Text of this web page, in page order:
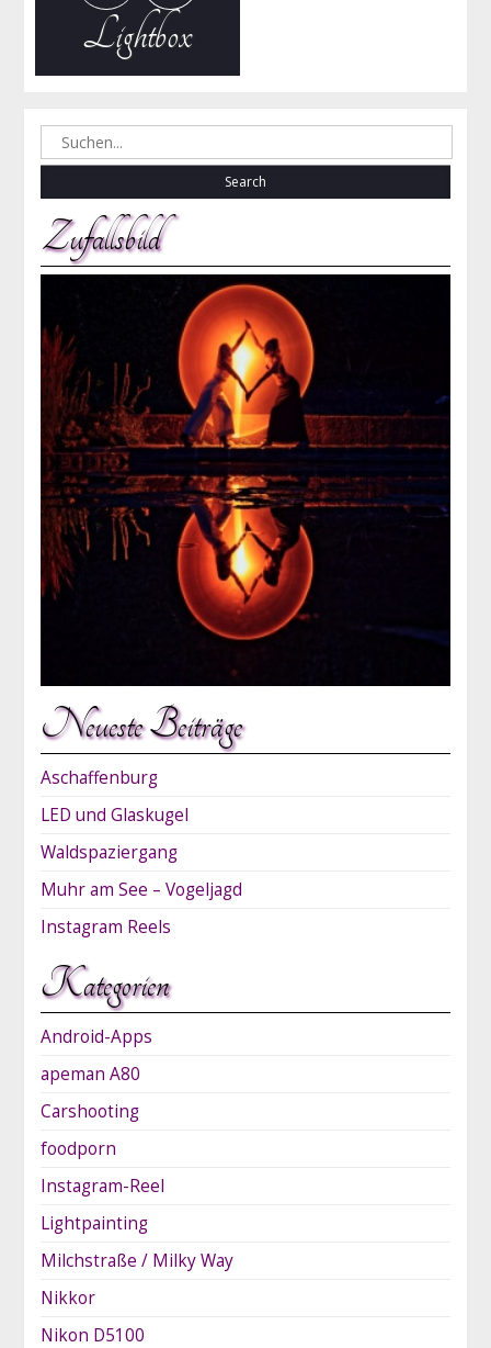
Lightbox
Search
for:
Zufallsbild
Neueste Beiträge
Aschaffenburg
LED und Glaskugel
Waldspaziergang
Muhr am See – Vogeljagd
Instagram Reels
Kategorien
Android-Apps
apeman A80
Carshooting
foodporn
Instagram-Reel
Lightpainting
Milchstraße / Milky Way
Nikkor
Nikon D5100